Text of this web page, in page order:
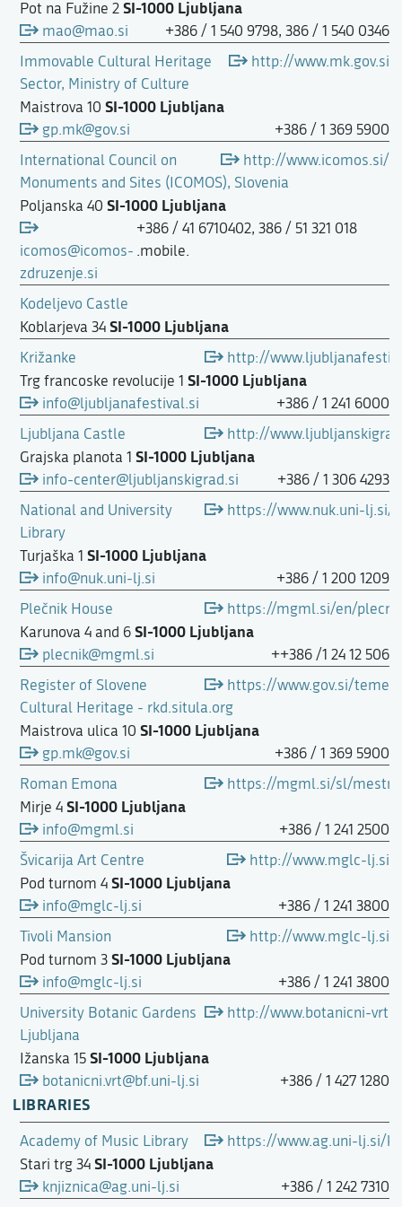
Pot na Fužine 2 SI-1000 Ljubljana
+386 / 1 540 9798, 386 / 1 540 0346
mao@mao.si
http://www.mk.gov.si
Immovable Cultural Heritage
Sector, Ministry of Culture
Maistrova 10 SI-1000 Ljubljana
+386 / 1 369 5900
gp.mk@gov.si
http://www.icomos.si/
International Council on
Monuments and Sites (ICOMOS), Slovenia
Poljanska 40 SI-1000 Ljubljana
+386 / 41 6710402, 386 / 51 321 018
.mobile.
icomos@icomos-
zdruzenje.si
Kodeljevo Castle
Koblarjeva 34 SI-1000 Ljubljana
http://
Križanke
Trg francoske revolucije 1 SI-1000 Ljubljana
+386 / 1 241 6000
info@ljubljanafestival.si
http://
Ljubljana Castle
Grajska planota 1 SI-1000 Ljubljana
+386 / 1 306 4293
info-center@ljubljanskigrad.si
https://www.nuk.uni-lj.si/
National and University
Library
Turjaška 1 SI-1000 Ljubljana
+386 / 1 200 1209
info@nuk.uni-lj.si
https://mgml.si/en/
Plečnik House
Karunova 4 and 6 SI-1000 Ljubljana
++386 /1 24 12 506
plecnik@mgml.si
https://www.gov.si/
Register of Slovene
Cultural Heritage - rkd.situla.org
Maistrova ulica 10 SI-1000 Ljubljana
+386 / 1 369 5900
gp.mk@gov.si
https://mgml.si/sl/
Roman Emona
Mirje 4 SI-1000 Ljubljana
+386 / 1 241 2500
info@mgml.si
http://www.mglc-lj.si
Švicarija Art Centre
Pod turnom 4 SI-1000 Ljubljana
+386 / 1 241 3800
info@mglc-lj.si
http://www.mglc-lj.si
Tivoli Mansion
Pod turnom 3 SI-1000 Ljubljana
+386 / 1 241 3800
info@mglc-lj.si
http://www.botanicni-
University Botanic Gardens
Ljubljana
Ižanska 15 SI-1000 Ljubljana
+386 / 1 427 1280
botanicni.vrt@bf.uni-lj.si
LIBRARIES
https://www.ag.uni-lj.si/
Academy of Music Library
Stari trg 34 SI-1000 Ljubljana
+386 / 1 242 7310
knjiznica@ag.uni-lj.si